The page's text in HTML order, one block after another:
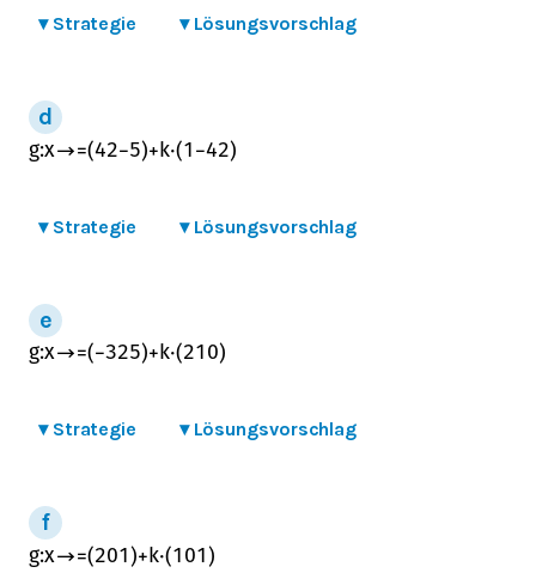
▾ Strategie ▾ Lösungsvorschlag
g:x→=(42−5)+ k⋅(1 −42)
▾ Strategie ▾ Lösungsvorschlag
g:x→=(−325)+ k⋅(21 0)
▾ Strategie ▾ Lösungsvorschlag
g:x→=(201 )+ k⋅(1 01 )